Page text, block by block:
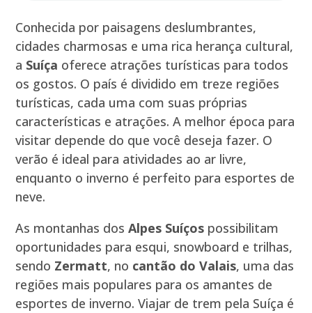
Conhecida por paisagens deslumbrantes,
cidades charmosas e uma rica herança cultural,
a Suíça oferece atrações turísticas para todos
os gostos. O país é dividido em treze regiões
turísticas, cada uma com suas próprias
características e atrações. A melhor época para
visitar depende do que você deseja fazer. O
verão é ideal para atividades ao ar livre,
enquanto o inverno é perfeito para esportes de
neve.
As montanhas dosAlpes Suíços possibilitam
oportunidades para esqui, snowboard e trilhas,
sendo Zermatt, no cantão do Valais, uma das
regiões mais populares para os amantes de
esportes de inverno. Viajar de trem pela Suíça é